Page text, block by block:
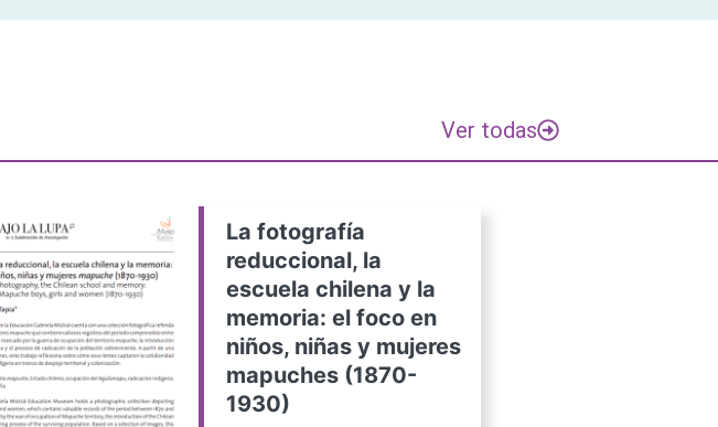
Ver todas
La fotografía
reduccional, la
escuela chilena y la
memoria: el foco en
niños, niñas y mujeres
mapuches (1870-
1930)